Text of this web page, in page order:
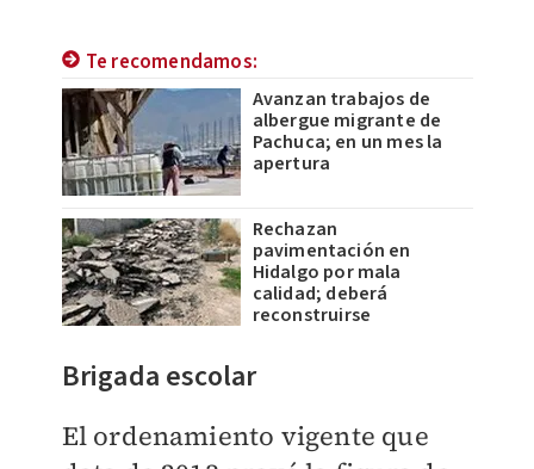
Te recomendamos:
Avanzan trabajos de
albergue migrante de
Pachuca; en un mes la
apertura
Rechazan
pavimentación en
Hidalgo por mala
calidad; deberá
reconstruirse
Brigada escolar
El ordenamiento vigente que